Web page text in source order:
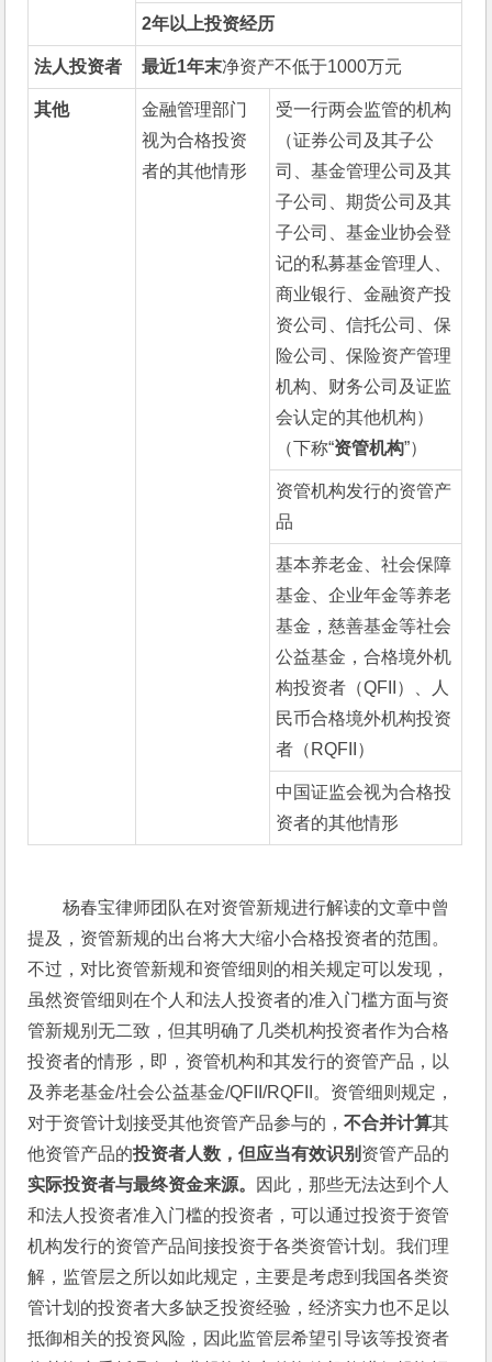
2年以上投资经历
法人投资者 最近1年末净资产不低于1000万元
其他
金融管理部门
视为合格投资
者的其他情形
受一行两会监管的机构
（证券公司及其子公
司、基金管理公司及其
子公司、期货公司及其
子公司、基金业协会登
记的私募基金管理人、
商业银行、金融资产投
资公司、信托公司、保
险公司、保险资产管理
机构、财务公司及证监
会认定的其他机构）
（下称“资管机构”）
资管机构发行的资管产
品
基本养老金、社会保障
基金、企业年金等养老
基金，慈善基金等社会
公益基金，合格境外机
构投资者（QFII）、人
民币合格境外机构投资
者（RQFII）
中国证监会视为合格投
资者的其他情形
杨春宝律师团队在对资管新规进行解读的文章中曾
提及，资管新规的出台将大大缩小合格投资者的范围。
不过，对比资管新规和资管细则的相关规定可以发现，
虽然资管细则在个人和法人投资者的准入门槛方面与资
管新规别无二致，但其明确了几类机构投资者作为合格
投资者的情形，即，资管机构和其发行的资管产品，以
及养老基金/社会公益基金/QFII/RQFII。资管细则规定，
对于资管计划接受其他资管产品参与的，不合并计算其
他资管产品的投资者人数，但应当有效识别 资管产品的
实际投资者与最终资金来源。 因此，那些无法达到个人
和法人投资者准入门槛的投资者，可以通过投资于资管
机构发行的资管产品间接投资于各类资管计划。我们理
解，监管层之所以如此规定，主要是考虑到我国各类资
管计划的投资者大多缺乏投资经验，经济实力也不足以
抵御相关的投资风险，因此监管层希望引导该等投资者